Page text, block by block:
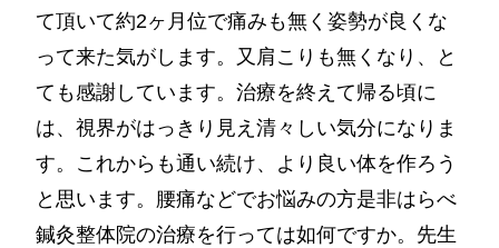
て頂いて約2ヶ月位で痛みも無く姿勢が良くな
って来た気がします。又肩こりも無くなり、と
ても感謝しています。治療を終えて帰る頃に
は、視界がはっきり見え清々しい気分になりま
す。これからも通い続け、より良い体を作ろう
と思います。腰痛などでお悩みの方是非はらべ
鍼灸整体院の治療を行っては如何ですか。先生